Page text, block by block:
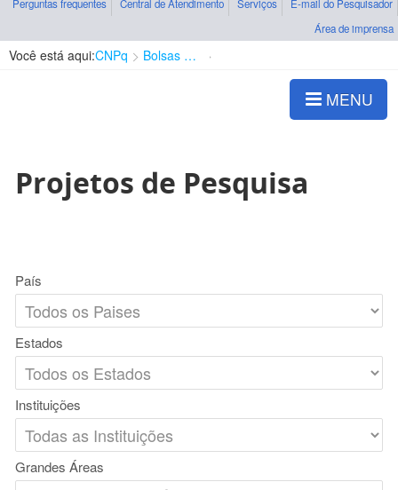
Perguntas frequentes Central de Atendimento Serviços
E-mail do Pesquisador
Área de imprensa
Você está aqui:CNPq Bolsas e Auxílios Vigentes
MENU
Projetos de Pesquisa
País
Estados
Instituições
Grandes Áreas